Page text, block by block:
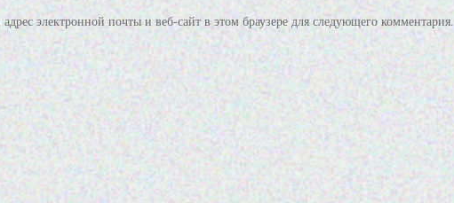
электронной почты и веб-сайт в этом браузере для следующего комментария.